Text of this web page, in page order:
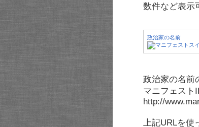
数件など表示
政治家の名前
政治家の名前
マニフェスト
http://
上記URLを使